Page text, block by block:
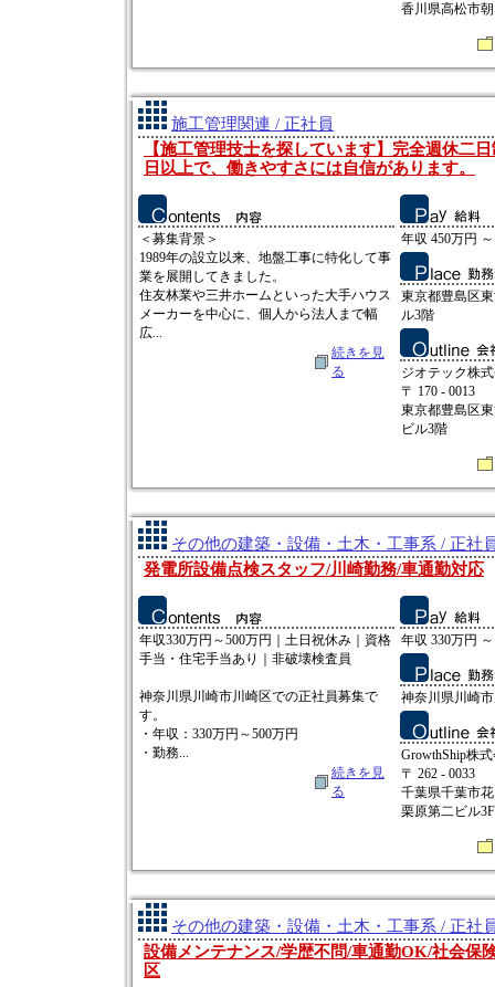
香川県高松市
施工管理関連 / 正社員
【施工管理技士を探しています】完全週休二
日以上で、働きやすさには自信があります。
＜募集背景＞
1989年の設立以来、地盤工事に特化して事
業を展開してきました。
住友林業や三井ホームといった大手ハウス
メーカーを中心に、個人から法人まで幅
広...
続きを見
る
年収 450万円
東京都豊島区
ル3階
ジオテック株
〒 170 - 0013
東京都豊島区
ビル3階
その他の建築・設備・土木・工事系 / 正社
発電所設備点検スタッフ/川崎勤務/車通勤対応
年収330万円～500万円｜土日祝休み｜資格
手当・住宅手当あり｜非破壊検査員
神奈川県川崎市川崎区での正社員募集で
す。
・年収：330万円～500万円
・勤務...
続きを見
る
年収 330万円
神奈川県川崎
GrowthShip株
〒 262 - 0033
千葉県千葉市
栗原第二ビル3F
その他の建築・設備・土木・工事系 / 正社
設備メンテナンス/学歴不問/車通勤OK/社会保
区